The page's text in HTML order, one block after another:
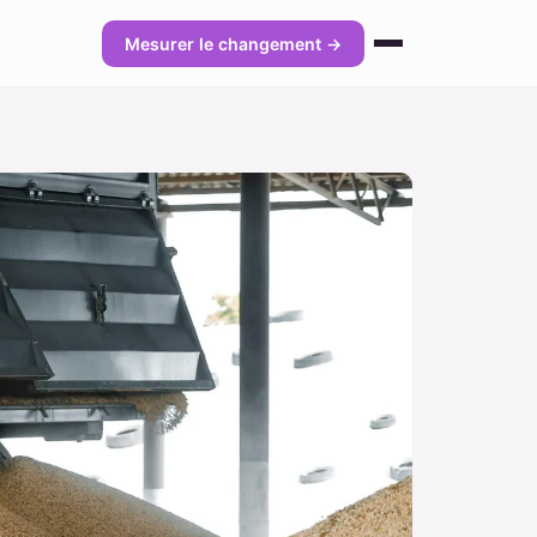
Mesurer le changement →